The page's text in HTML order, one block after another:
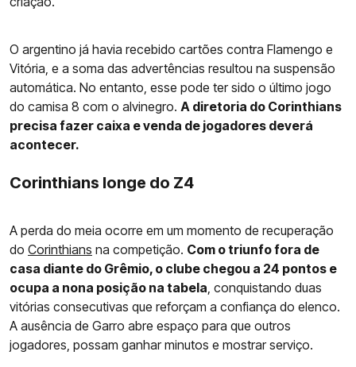
O argentino já havia recebido cartões contra Flamengo e
Vitória, e a soma das advertências resultou na suspensão
automática. No entanto, esse pode ter sido o último jogo
do camisa 8 com o alvinegro. A diretoria do Corinthians
precisa fazer caixa e venda de jogadores deverá
acontecer.
Corinthians longe do Z4
A perda do meia ocorre em um momento de recuperação
do Corinthians na competição. Com o triunfo fora de
casa diante do Grêmio, o clube chegou a 24 pontos e
ocupa a nona posição na tabela , conquistando duas
vitórias consecutivas que reforçam a confiança do elenco.
A ausência de Garro abre espaço para que outros
jogadores, possam ganhar minutos e mostrar serviço.